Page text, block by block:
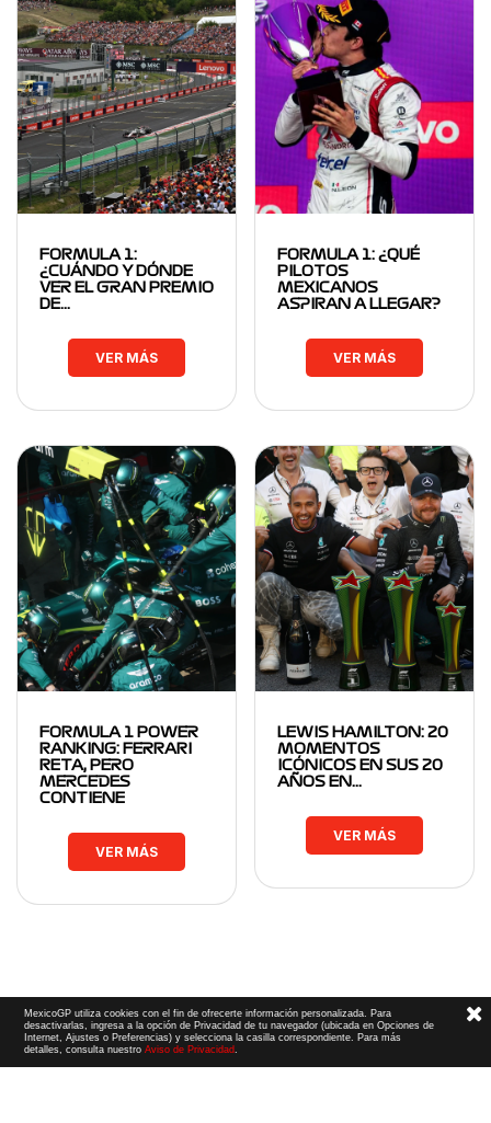
FORMULA 1:
¿CUÁNDO Y DÓNDE
VER EL GRAN PREMIO
DE…
VER MÁS
FORMULA 1: ¿QUÉ
PILOTOS
MEXICANOS
ASPIRAN A LLEGAR?
VER MÁS
FORMULA 1 POWER
RANKING: FERRARI
RETA, PERO
MERCEDES
CONTIENE
VER MÁS
LEWIS HAMILTON: 20
MOMENTOS
ICÓNICOS EN SUS 20
AÑOS EN…
VER MÁS
MexicoGP utiliza cookies con el fin de ofrecerte información personalizada. Para
desactivarlas, ingresa a la opción de Privacidad de tu navegador (ubicada en Opciones de
Internet, Ajustes o Preferencias) y selecciona la casilla correspondiente. Para más
detalles, consulta nuestroAviso de Privacidad.